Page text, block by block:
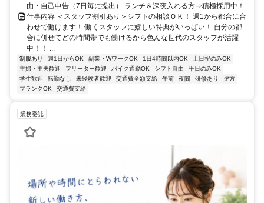
由・自己申告（7日毎に提出） ランチ＆深夜入れる方⇒積極採用中！
仕事内容 ＜スタッフ割引あり＞シフトの相談ＯＫ！ 週1から都合に合
わせて働けます！ 働くスタッフに嬉しい特典がいっぱい！ 自分の都
合に併せてどの時間帯でも働けるから色んな世代のスタッフが活躍
中！！ ...
制服あり 週1日からOK 副業・WワークOK 1日4時間以内OK
土日祝のみOK
主婦・主夫歓迎
フリーター歓迎 バイク通勤OK シフト自由
平日のみOK
学生歓迎
転勤なし 未経験者歓迎 交通費全額支給 午前 夜間 研修あり
夕方
ブランクOK
交通費支給
業務委託